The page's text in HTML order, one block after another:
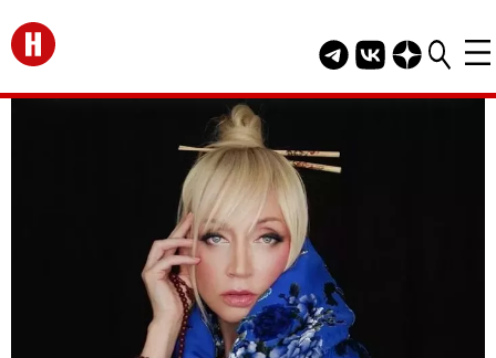
Перейти на главную
Telegram канал
Группа HELLO
Канал